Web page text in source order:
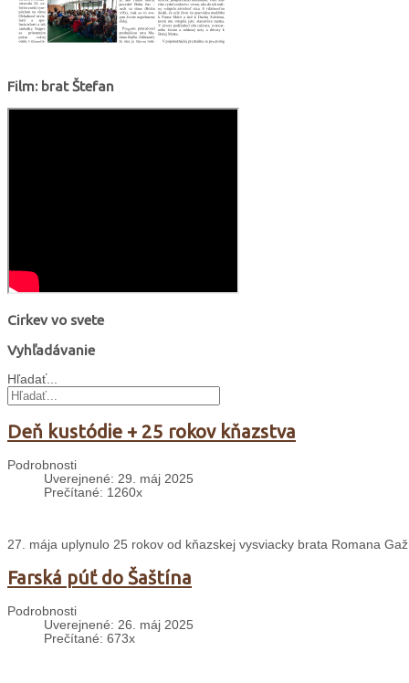
Film: brat Štefan
Cirkev vo svete
Vyhľadávanie
Hľadať...
Deň kustódie + 25 rokov kňazstva
Podrobnosti
Uverejnené: 29. máj 2025
Prečítané: 1260x
27. mája uplynulo 25 rokov od kňazskej vysviacky brata Romana
Farská púť do Šaštína
Podrobnosti
Uverejnené: 26. máj 2025
Prečítané: 673x